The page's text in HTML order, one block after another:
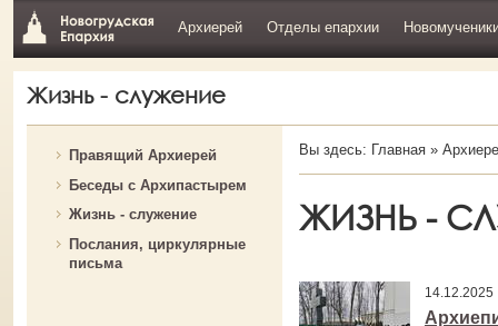
Архиерей Отделы епархии
Жизнь - служение
Правящий Архиерей
Беседы с Архипастырем
Жизнь - служение
Послания, циркулярные
письма
Вы здесь: Главная»
ЖИЗНЬ -